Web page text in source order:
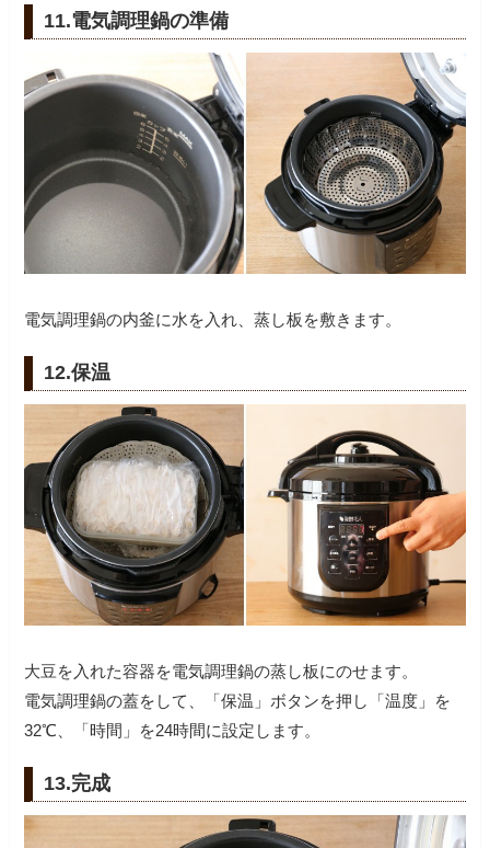
11.電気調理鍋の準備
電気調理鍋の内釜に水を入れ、蒸し板を敷きます。
12.保温
大豆を入れた容器を電気調理鍋の蒸し板にのせます。
電気調理鍋の蓋をして、「保温」ボタンを押し「温度」を
32℃、「時間」を24時間に設定します。
13.完成